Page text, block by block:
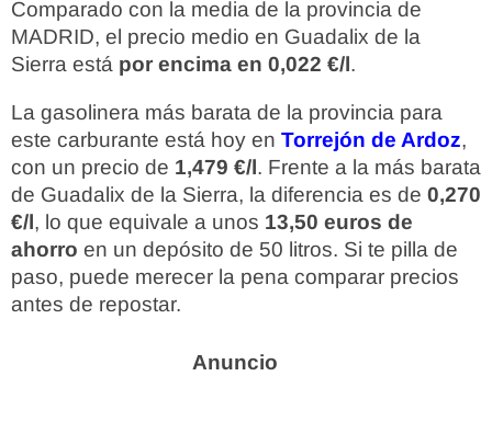
Comparado con la media de la provincia de
MADRID, el precio medio en Guadalix de la
Sierra está por encima en 0,022 €/l.
La gasolinera más barata de la provincia para
este carburante está hoy en Torrejón de Ardoz,
con un precio de 1,479 €/l. Frente a la más barata
de Guadalix de la Sierra, la diferencia es de 0,270
€/l, lo que equivale a unos 13,50 euros de
ahorro en un depósito de 50 litros. Si te pilla de
paso, puede merecer la pena comparar precios
antes de repostar.